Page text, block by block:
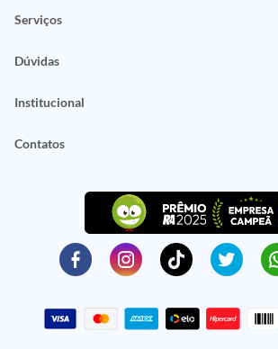
Serviços
Dúvidas
Institucional
Contatos